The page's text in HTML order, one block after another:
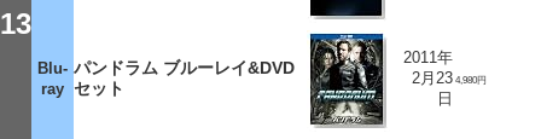
13
Blu-
ray
パンドラム ブルーレイ&DVD
セット
2011年
2月23
日
4,980円